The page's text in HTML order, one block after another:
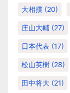
大相撲 (20)
庄山大輔 (27)
日本代表 (17)
松山英樹 (28)
田中将大 (21)